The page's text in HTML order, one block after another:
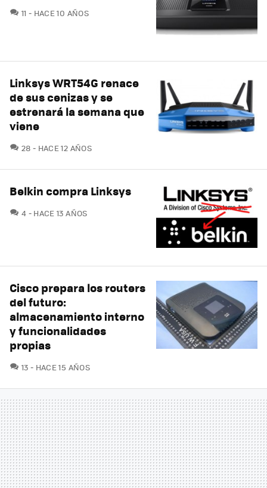
11 COMENTARIOS
HACE 10 AÑOS
Linksys WRT54G renace
de sus cenizas y se
estrenará la semana que
viene
28 COMENTARIOS
HACE 12 AÑOS
Belkin compra Linksys
4 COMENTARIOS
HACE 13 AÑOS
Cisco prepara los routers
del futuro:
almacenamiento interno
y funcionalidades
propias
13 COMENTARIOS
HACE 15 AÑOS